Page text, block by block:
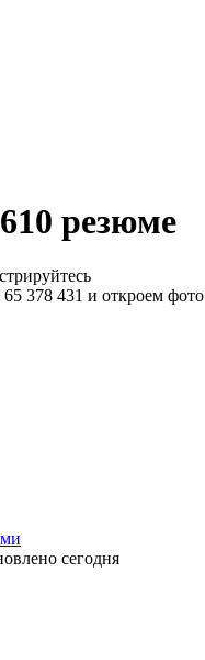
резюме
378 431 и откроем фото
сегодня